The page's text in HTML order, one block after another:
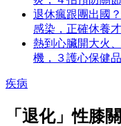
退休瘋跟團出國
感染，正確休養
熱到心臟開大火
機，３護心保健
疾病
「退化」性膝